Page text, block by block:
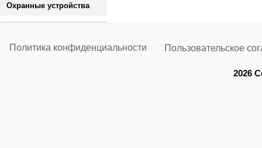
Охранные устройства
Политика конфиденциальности Пользовательское
2026